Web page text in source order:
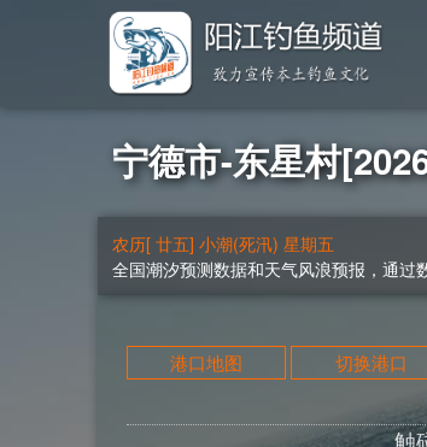
宁德市-东星村
农历[ 廿五] 小潮(死汛) 星期五
全国潮汐预测数据和天气风浪预报，通过
港口地图 切换港口
触